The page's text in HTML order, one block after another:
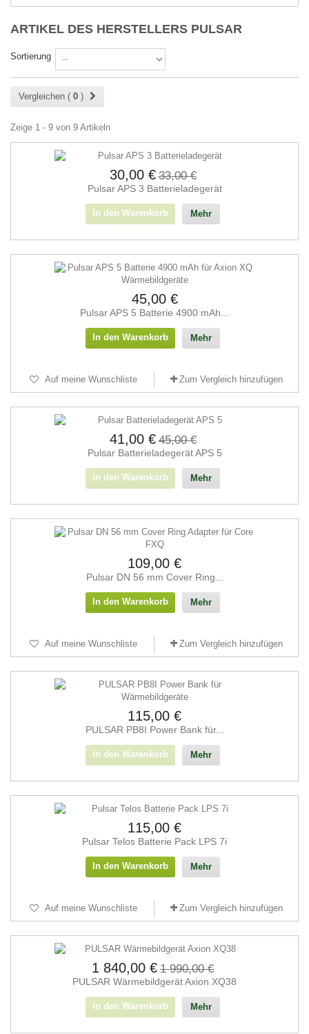
ARTIKEL DES HERSTELLERS PULSAR
Sortierung
Vergleichen ( 0 )
Zeige 1 - 9 von 9 Artikeln
30,00 € 33,00 €
Pulsar APS 3 Batterieladegerät
In den Warenkorb Mehr
45,00 €
Pulsar APS 5 Batterie 4900 mAh...
In den Warenkorb Mehr
Auf meine Wunschliste Zum Vergleich hinzufügen
41,00 € 45,00 €
Pulsar Batterieladegerät APS 5
In den Warenkorb Mehr
109,00 €
Pulsar DN 56 mm Cover Ring...
In den Warenkorb Mehr
Auf meine Wunschliste Zum Vergleich hinzufügen
115,00 €
PULSAR PB8I Power Bank für...
In den Warenkorb Mehr
115,00 €
Pulsar Telos Batterie Pack LPS 7i
In den Warenkorb Mehr
Auf meine Wunschliste Zum Vergleich hinzufügen
1 840,00 € 1 990,00 €
PULSAR Wärmebildgerät Axion XQ38
In den Warenkorb Mehr